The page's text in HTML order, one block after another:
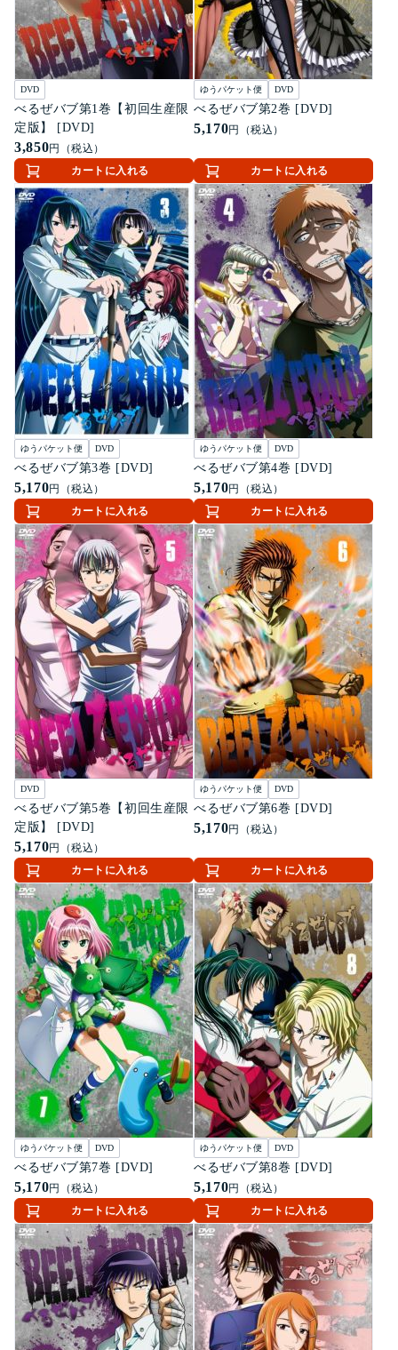
DVD
べるぜバブ第1巻【初回生産限
定版】 [DVD]
3,850円（税込）
カートに入れる
ゆうパケット便 DVD
べるぜバブ第2巻 [DVD]
5,170円（税込）
カートに入れる
ゆうパケット便 DVD
べるぜバブ第3巻 [DVD]
5,170円（税込）
カートに入れる
ゆうパケット便 DVD
べるぜバブ第4巻 [DVD]
5,170円（税込）
カートに入れる
DVD
べるぜバブ第5巻【初回生産限
定版】 [DVD]
5,170円（税込）
カートに入れる
ゆうパケット便 DVD
べるぜバブ第6巻 [DVD]
5,170円（税込）
カートに入れる
ゆうパケット便 DVD
べるぜバブ第7巻 [DVD]
5,170円（税込）
カートに入れる
ゆうパケット便 DVD
べるぜバブ第8巻 [DVD]
5,170円（税込）
カートに入れる